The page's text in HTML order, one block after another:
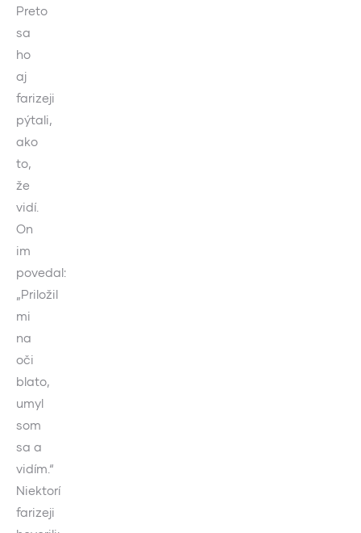
Preto
sa
ho
aj
farizeji
pýtali,
ako
to,
že
vidí.
On
im
povedal:
„Priložil
mi
na
oči
blato,
umyl
som
sa a
vidím.“
Niektorí
farizeji